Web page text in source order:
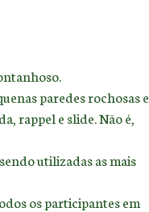
paredes rochosas e
rappel e slide. Não é,
utilizadas as mais
os participantes em